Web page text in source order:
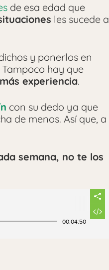
de esa edad que
les sucede a
y ponerlos en
hay que
experiencia.
con su dedo ya que
de menos. Así que, a
semana, no te los
00:04:50